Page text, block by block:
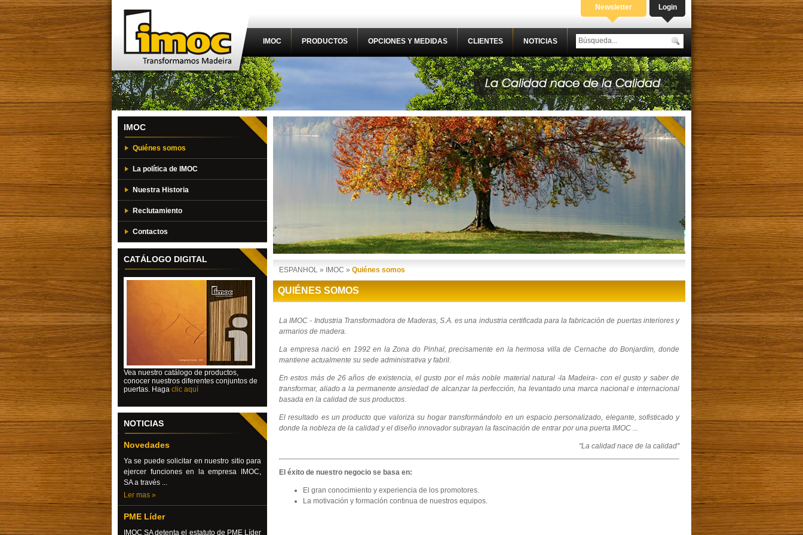
Newsletter Login
IMOC PRODUCTOS OPCIONES Y MEDIDAS CLIENTES NOTICIAS
IMOC
Quiénes somos
La política de IMOC
Nuestra Historia
Reclutamiento
Contactos
CATÁLOGO DIGITAL
Vea nuestro catálogo de productos,
conocer nuestros diferentes conjuntos de
puertas. Haga clic aquí
NOTICIAS
Novedades
Ya se puede solicitar en nuestro sitio para
ejercer funciones en la empresa IMOC,
SA a través ...
Ler mas »
PME Líder
IMOC SA detenta el estatuto de PME Líder
ESPANHOL » IMOC » Quiénes somos
QUIÉNES SOMOS
La IMOC - Industria Transformadora de Maderas, S.A. es una industria certificada para la fabricación de puertas interiores y
armarios de madera.
La empresa nació en 1992 en la Zona do Pinhal, precisamente en la hermosa villa de Cernache do Bonjardim, donde
mantiene actualmente su sede administrativa y fabril.
En estos más de 26 años de existencia, el gusto por el más noble material natural -la Madeira- con el gusto y saber de
transformar, aliado a la permanente ansiedad de alcanzar la perfección, ha levantado una marca nacional e internacional
basada en la calidad de sus productos.
El resultado es un producto que valoriza su hogar transformándolo en un espacio personalizado, elegante, sofisticado y
donde la nobleza de la calidad y el diseño innovador subrayan la fascinación de entrar por una puerta IMOC ...
"La calidad nace de la calidad"
El éxito de nuestro negocio se basa en:
El gran conocimiento y experiencia de los promotores.
La motivación y formación continua de nuestros equipos.